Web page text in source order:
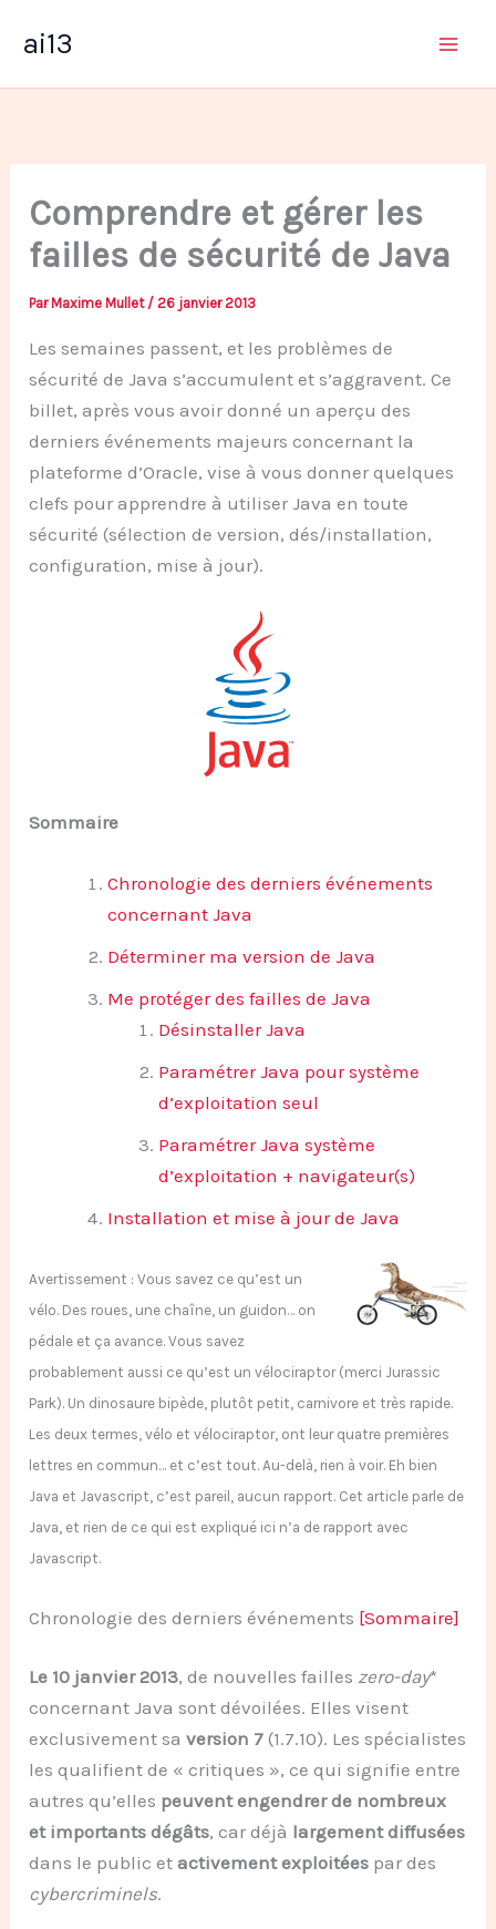
ai13
Comprendre et gérer les
failles de sécurité de Java
ParMaxime Mullet /26 janvier 2013
Les semaines passent, et les problèmes de
sécurité de Java s’accumulent et s’aggravent. Ce
billet, après vous avoir donné un aperçu des
derniers événements majeurs concernant la
plateforme d’Oracle, vise à vous donner quelques
clefs pour apprendre à utiliser Java en toute
sécurité (sélection de version, dés/installation,
configuration, mise à jour).
Sommaire
Chronologie des derniers événements
concernant Java
Déterminer ma version de Java
Me protéger des failles de Java
Désinstaller Java
Paramétrer Java pour système
d’exploitation seul
Paramétrer Java système
d’exploitation + navigateur(s)
Installation et mise à jour de Java
Avertissement : Vous savez ce qu’est un
vélo. Des roues, une chaîne, un guidon… on
pédale et ça avance. Vous savez
probablement aussi ce qu’est un vélociraptor (merci Jurassic
Park). Un dinosaure bipède, plutôt petit, carnivore et très rapide.
Les deux termes, vélo et vélociraptor, ont leur quatre premières
lettres en commun… et c’est tout. Au-delà, rien à voir. Eh bien
Java et Javascript, c’est pareil, aucun rapport. Cet article parle de
Java, et rien de ce qui est expliqué ici n’a de rapport avec
Javascript.
Chronologie des derniers événements [Sommaire]
Le 10 janvier 2013, de nouvelles failles zero-day*
concernant Java sont dévoilées. Elles visent
exclusivement saversion 7 (1.7.10). Les spécialistes
les qualifient de « critiques », ce qui signifie entre
autres qu’elles peuvent engendrer de nombreux
et importants dégâts, car déjà largement diffusées
dans le public etactivement exploitées par des
cybercriminels.